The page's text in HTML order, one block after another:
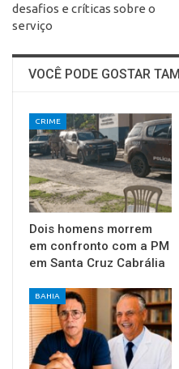
desafios e críticas sobre o
serviço
VOCÊ PODE GOSTAR
CRIME
Dois homens morrem
em confronto com a PM
em Santa Cruz Cabrália
BAHIA